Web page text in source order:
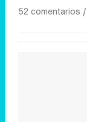
52 comentarios |